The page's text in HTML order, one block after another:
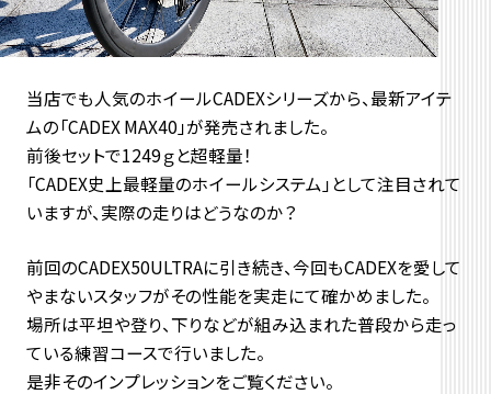
当店でも人気のホイールCADEXシリーズから、最新アイテ
ムの「CADEX MAX40」が発売されました。
前後セットで1249ｇと超軽量！
「CADEX史上最軽量のホイールシステム」として注目されて
いますが、実際の走りはどうなのか？
前回のCADEX50ULTRAに引き続き、今回もCADEXを愛して
やまないスタッフがその性能を実走にて確かめました。
場所は平坦や登り、下りなどが組み込まれた普段から走っ
ている練習コースで行いました。
是非そのインプレッションをご覧ください。